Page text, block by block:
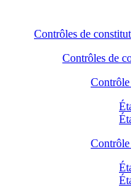
Contrôles de
Contrôles de